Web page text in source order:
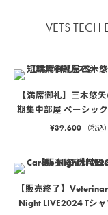
VETS
【満席御礼】三木悠
期集中部屋 ベーシッ
¥39,600 （税込）
【販売終了】
Night LIVE2024 Tシ